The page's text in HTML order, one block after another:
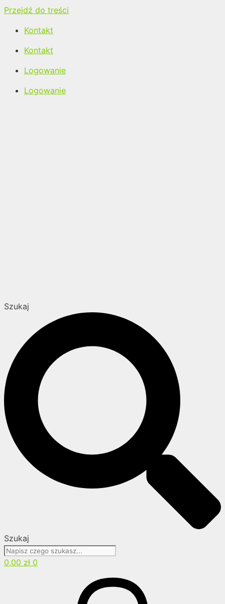
Przejdź do treści
Kontakt
Kontakt
Logowanie
Logowanie
Szukaj
Szukaj
0,00 zł 0